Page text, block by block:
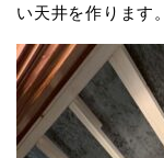
い天井を作ります。